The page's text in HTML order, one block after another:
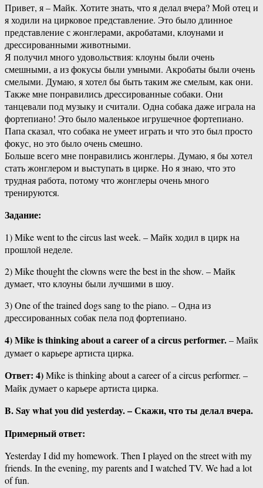
Привет, я – Майк. Хотите знать, что я делал вчера? Мой отец и
я ходили на цирковое представление. Это было длинное
представление с жонглерами, акробатами, клоунами и
дрессированными животными.
Я получил много удовольствия: клоуны были очень
смешными, а из фокусы были умными. Акробаты были очень
смелыми. Думаю, я хотел бы быть таким же смелым, как они.
Также мне понравились дрессированные собаки. Они
танцевали под музыку и считали. Одна собака даже играла на
фортепиано! Это было маленькое игрушечное фортепиано.
Папа сказал, что собака не умеет играть и что это был просто
фокус, но это было очень смешно.
Больше всего мне понравились жонглеры. Думаю, я бы хотел
стать жонглером и выступать в цирке. Но я знаю, что это
трудная работа, потому что жонглеры очень много
тренируются.
Задание:
1) Mike went to the circus last week. – Майк ходил в цирк на
прошлой неделе.
2) Mike thought the clowns were the best in the show. – Майк
думает, что клоуны были лучшими в шоу.
3) One of the trained dogs sang to the piano. – Одна из
дрессированных собак пела под фортепиано.
4) Mike is thinking about a career of a circus performer.– Майк
думает о карьере артиста цирка.
Ответ: 4)Mike is thinking about a career of a circus performer. –
Майк думает о карьере артиста цирка.
B. Say what you did yesterday. – Скажи, что ты делал вчера.
Примерный ответ:
Yesterday I did my homework. Then I played on the street with my
friends. In the evening, my parents and I watched TV. We had a lot
of fun.